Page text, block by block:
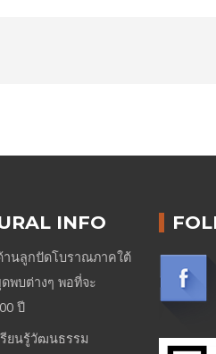
INFO
านลูกปัดโบราณภาคใต้
พบต่างๆ พอที่จะ
ปี
ยนรู้วัฒนธรรม